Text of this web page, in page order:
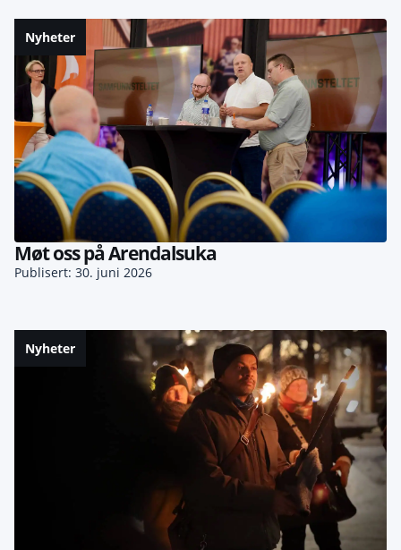
Nyheter
Møt oss på Arendalsuka
Publisert: 30. juni 2026
Nyheter